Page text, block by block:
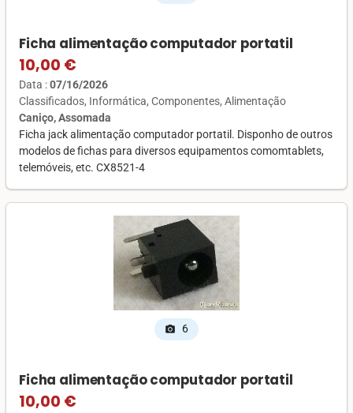
Ficha alimentação computador portatil
10,00 €
Data :07/16/2026
Classificados Informática Componentes Alimentação
Caniço, Assomada
Ficha jack alimentação computador portatil. Disponho de outros
modelos de fichas para diversos equipamentos comomtablets,
telemóveis, etc. CX8521-4
photo_camera 6
Ficha alimentação computador portatil
10,00 €